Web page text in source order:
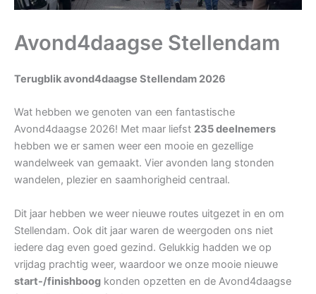
Avond4daagse Stellendam
Terugblik avond4daagse Stellendam 2026
Wat hebben we genoten van een fantastische
Avond4daagse 2026! Met maar liefst 235 deelnemers
hebben we er samen weer een mooie en gezellige
wandelweek van gemaakt. Vier avonden lang stonden
wandelen, plezier en saamhorigheid centraal.
Dit jaar hebben we weer nieuwe routes uitgezet in en om
Stellendam. Ook dit jaar waren de weergoden ons niet
iedere dag even goed gezind. Gelukkig hadden we op
vrijdag prachtig weer, waardoor we onze mooie nieuwe
start-/finishboog konden opzetten en de Avond4daagse